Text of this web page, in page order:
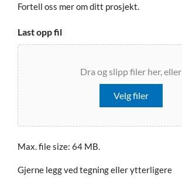
Fortell oss mer om ditt prosjekt.
Last opp fil
Dra og slipp filer her, eller
Velg filer
Max. file size: 64 MB.
Gjerne legg ved tegning eller ytterligere